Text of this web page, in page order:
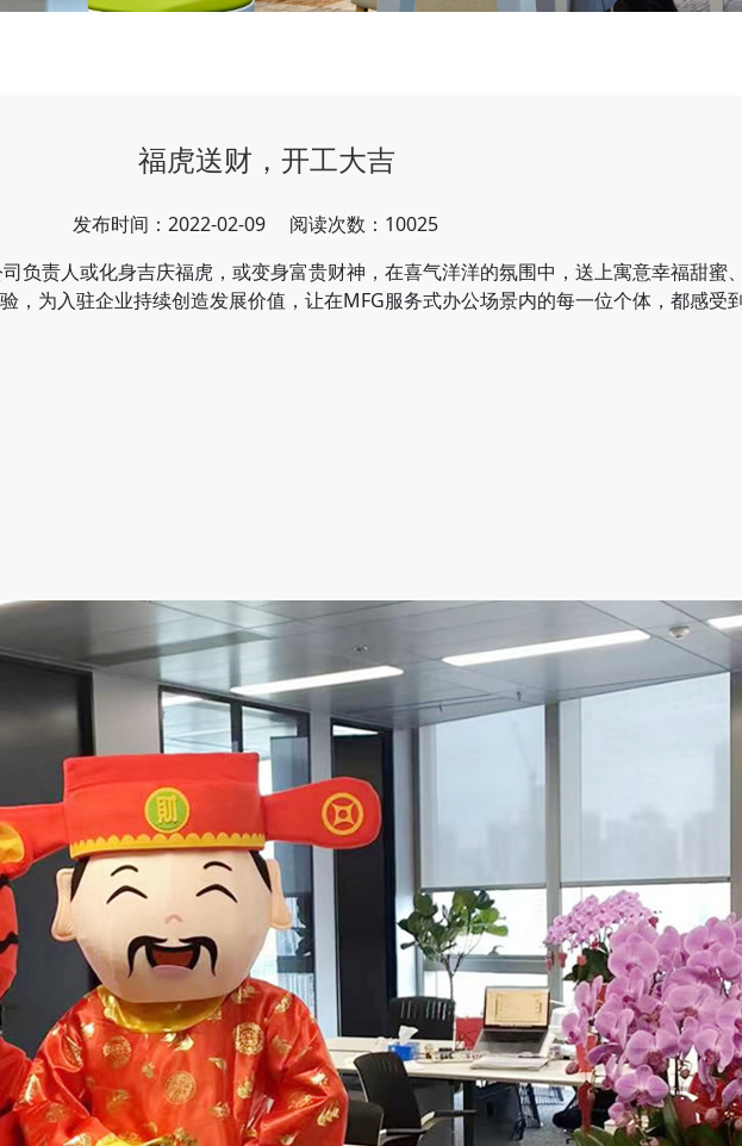
福虎送财，开工大吉
发布时间：2022-02-09
阅读次数：10025
负责人或化身吉庆福虎，或变身富贵财神，在喜气洋洋的氛围中，送上寓意幸福甜蜜
，为入驻企业持续创造发展价值，让在MFG服务式办公场景内的每一位个体，都感受